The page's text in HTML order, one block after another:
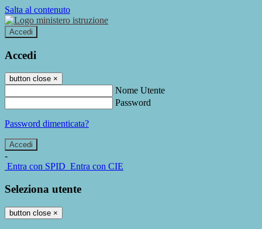
Salta al contenuto
Accedi
Accedi
button close ×
Nome Utente
Password
Password dimenticata?
-
Entra con SPID Entra con CIE
Seleziona utente
button close ×